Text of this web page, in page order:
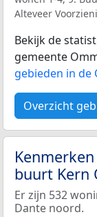
Alteveer
Bekijk de
gemeente
gebieden in de
Overzicht
buurt Kern
Er zijn 532
Dante noord.